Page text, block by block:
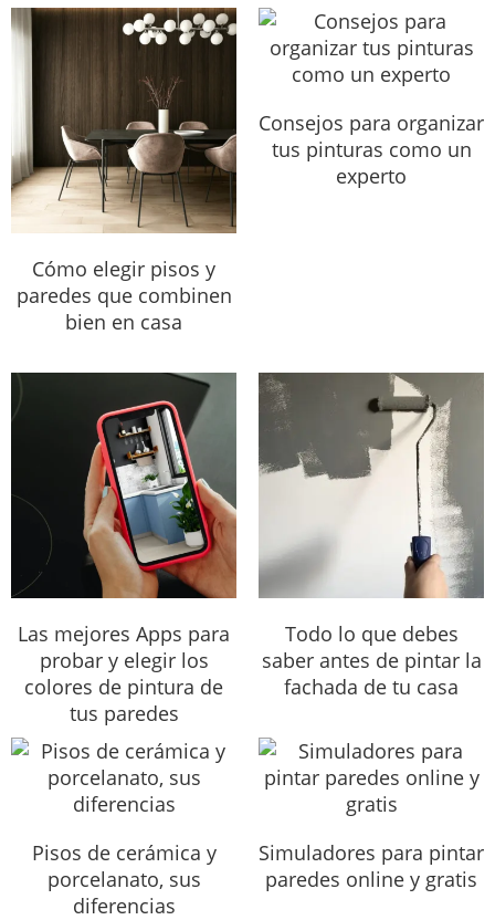
Cómo elegir pisos y
paredes que combinen
bien en casa
Consejos para organizar
tus pinturas como un
experto
Las mejores Apps para
probar y elegir los
colores de pintura de
tus paredes
Todo lo que debes
saber antes de pintar la
fachada de tu casa
Pisos de cerámica y
porcelanato, sus
diferencias
Simuladores para pintar
paredes online y gratis